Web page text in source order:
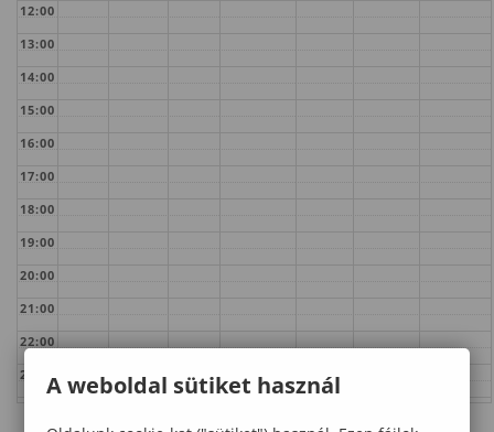
12:00
13:00
14:00
15:00
16:00
17:00
18:00
19:00
20:00
21:00
22:00
23:00A weboldal sütiket használ